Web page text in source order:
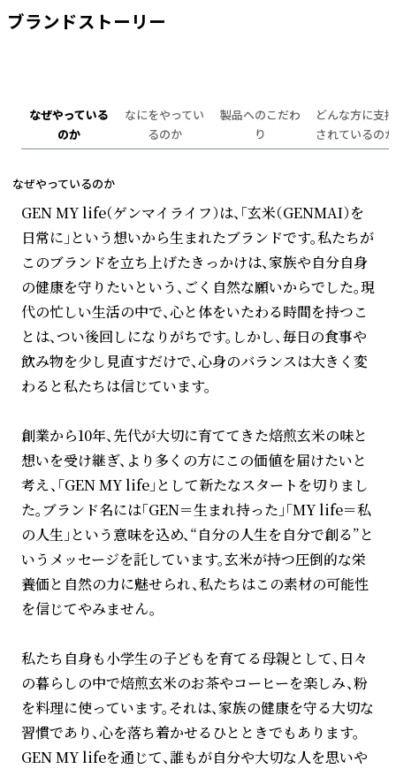
ブランドストーリー
なぜやっている
のか
なにをやってい
るのか
製品へのこだわ
り
どんな方に支持
されているのか
なぜやっているのか
GEN MY life（ゲンマイライフ）は、「玄米（GENMAI）を
日常に」という想いから生まれたブランドです。私たちが
このブランドを立ち上げたきっかけは、家族や自分自身
の健康を守りたいという、ごく自然な願いからでした。現
代の忙しい生活の中で、心と体をいたわる時間を持つこ
とは、つい後回しになりがちです。しかし、毎日の食事や
飲み物を少し見直すだけで、心身のバランスは大きく変
わると私たちは信じています。
創業から10年、先代が大切に育ててきた焙煎玄米の味と
想いを受け継ぎ、より多くの方にこの価値を届けたいと
考え、「GEN MY life」として新たなスタートを切りまし
た。ブランド名には「GEN＝生まれ持った」「MY life＝私
の人生」という意味を込め、“自分の人生を自分で創る”と
いうメッセージを託しています。玄米が持つ圧倒的な栄
養価と自然の力に魅せられ、私たちはこの素材の可能性
を信じてやみません。
私たち自身も小学生の子どもを育てる母親として、日々
の暮らしの中で焙煎玄米のお茶やコーヒーを楽しみ、粉
を料理に使っています。それは、家族の健康を守る大切な
習慣であり、心を落ち着かせるひとときでもあります。
GEN MY lifeを通じて、誰もが自分や大切な人を思いや